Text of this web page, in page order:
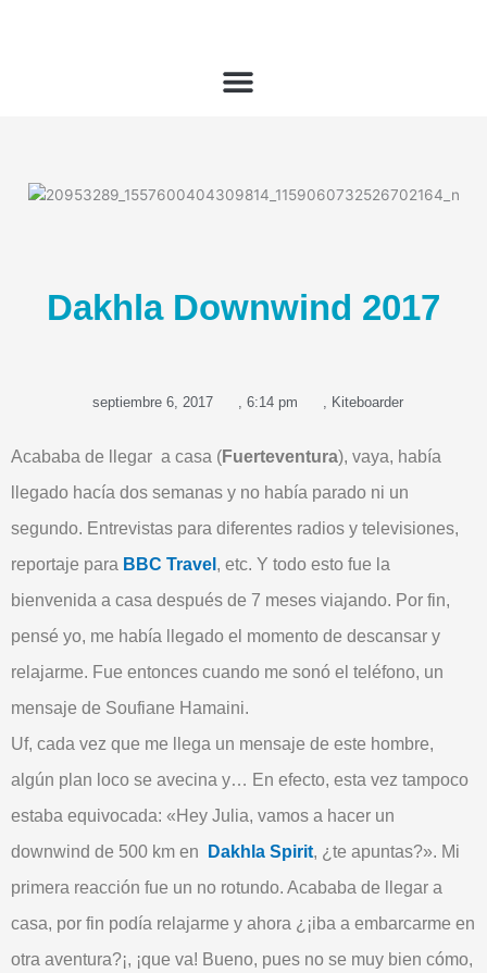
Dakhla Downwind 2017
septiembre 6, 2017 , 6:14 pm , Kiteboarder
Acababa de llegar a casa (Fuerteventura), vaya, había
llegado hacía dos semanas y no había parado ni un
segundo. Entrevistas para diferentes radios y televisiones,
reportaje para BBC Travel , etc. Y todo esto fue la
bienvenida a casa después de 7 meses viajando. Por fin,
pensé yo, me había llegado el momento de descansar y
relajarme. Fue entonces cuando me sonó el teléfono, un
mensaje de Soufiane Hamaini.
Uf, cada vez que me llega un mensaje de este hombre,
algún plan loco se avecina y… En efecto, esta vez tampoco
estaba equivocada: «Hey Julia, vamos a hacer un
downwind de 500 km en
Dakhla Spirit, ¿te apuntas?». Mi
primera reacción fue un no rotundo. Acababa de llegar a
casa, por fin podía relajarme y ahora ¿¡iba a embarcarme en
otra aventura?¡, ¡que va! Bueno, pues no se muy bien cómo,